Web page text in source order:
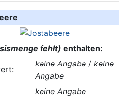
,Suche
fehlt) enthalten:
keine Angabe /keine
Angabe
keine Angabe